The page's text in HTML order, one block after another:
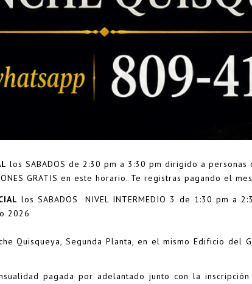
los SABADOS de 2:30 pm a 3:30 pm dirigido a
GRATIS en este horario. Te registras pagando el
los SABADOS NIVEL INTERMEDIO 3 de 1:30 pm a
2026
Quisqueya, Segunda Planta, en el mismo Edificio del
pagada por adelantado junto con la inscripción